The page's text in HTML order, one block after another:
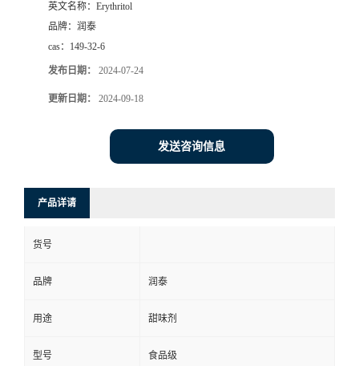
英文名称： Erythritol
品牌： 润泰
cas： 149-32-6
发布日期： 2024-07-24
更新日期： 2024-09-18
发送咨询信息
产品详请
货号
品牌 润泰
用途 甜味剂
型号 食品级